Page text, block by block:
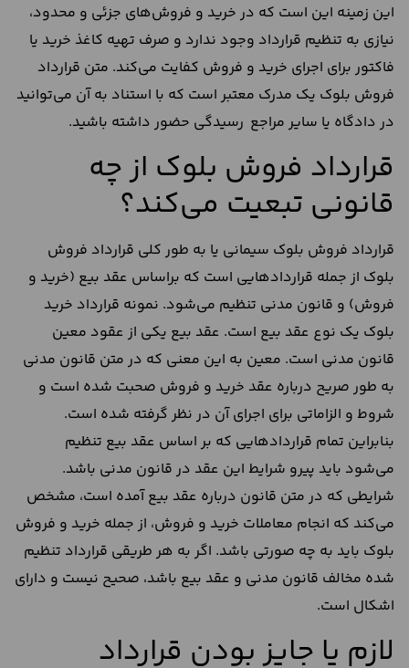
این زمینه این است که در خرید و فروش‌های جزئی و محدود،
نیازی به تنظیم قرارداد وجود ندارد و صرف تهیه کاغذ خرید یا
فاکتور برای اجرای خرید و فروش کفایت می‌کند. متن قرارداد
فروش بلوک یک مدرک معتبر است که با استناد به آن می‌توانید
در دادگاه یا سایر مراجع رسیدگی حضور داشته باشید.
قرارداد فروش بلوک از چه
قانونی تبعیت می‌کند؟
قرارداد فروش بلوک سیمانی یا به طور کلی قرارداد فروش
بلوک از جمله قراردادهایی است که براساس عقد بیع (خرید و
فروش) و قانون مدنی تنظیم می‌شود. نمونه قرارداد خرید
بلوک یک نوع عقد بیع است. عقد بیع یکی از عقود معین
قانون مدنی است. معین به این معنی که در متن قانون مدنی
به طور صریح درباره عقد خرید و فروش صحبت شده است و
شروط و الزاماتی برای اجرای آن در نظر گرفته شده است.
بنابراین تمام قراردادهایی که بر اساس عقد بیع تنظیم
می‌شود باید پیرو شرایط این عقد در قانون مدنی باشد.
شرایطی که در متن قانون درباره عقد بیع آمده است، مشخص
می‌کند که انجام معاملات خرید و فروش، از جمله خرید و فروش
بلوک باید به چه صورتی باشد. اگر به هر طریقی قرارداد تنظیم
شده مخالف قانون مدنی و عقد بیع باشد، صحیح نیست و دارای
اشکال است.
لازم یا جایز بودن قرارداد